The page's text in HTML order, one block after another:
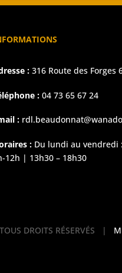
:316 Route des Forges
:04 73 65 67 24
:
:Du lundi au vendredi :
12h | 13h30 – 18h30
DROITS RÉSERVÉS |